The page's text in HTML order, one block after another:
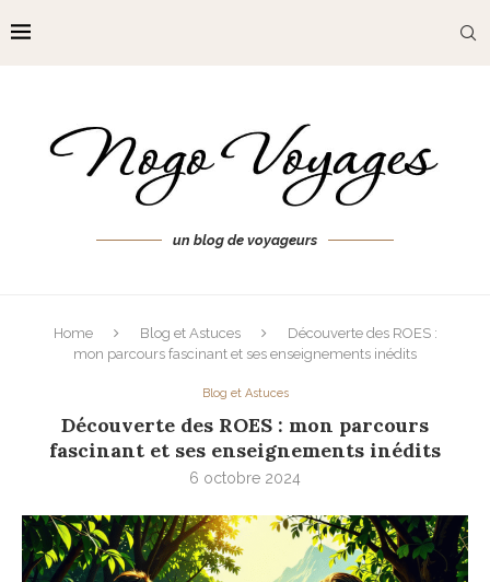
un blog de voyageurs
Home Blog et Astuces
Découverte des ROES :
mon parcours fascinant et ses enseignements inédits
Blog et Astuces
Découverte des ROES : mon parcours
fascinant et ses enseignements inédits
6 octobre 2024